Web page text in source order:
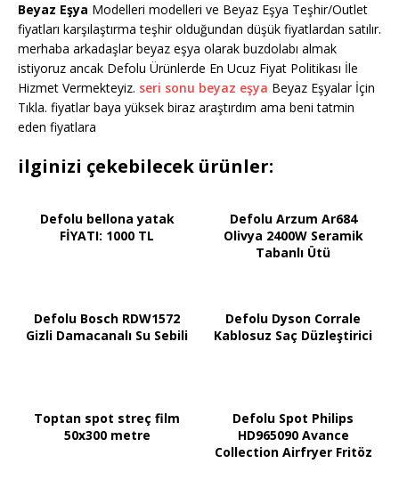
Beyaz Eşya Modelleri modelleri ve Beyaz Eşya Teşhir/Outlet
fiyatları karşılaştırma teşhir olduğundan düşük fiyatlardan satılır.
merhaba arkadaşlar beyaz eşya olarak buzdolabı almak
istiyoruz ancak Defolu Ürünlerde En Ucuz Fiyat Politikası İle
Hizmet Vermekteyiz. seri sonu beyaz eşya Beyaz Eşyalar İçin
Tıkla. fiyatlar baya yüksek biraz araştırdım ama beni tatmin
eden fiyatlara
ilginizi çekebilecek ürünler:
Defolu bellona yatak
FİYATI: 1000 TL
Defolu Arzum Ar684
Olivya 2400W Seramik
Tabanlı Ütü
Defolu Bosch RDW1572
Gizli Damacanalı Su Sebili
Defolu Dyson Corrale
Kablosuz Saç Düzleştirici
Toptan spot streç film
50x300 metre
Defolu Spot Philips
HD965090 Avance
Collection Airfryer Fritöz